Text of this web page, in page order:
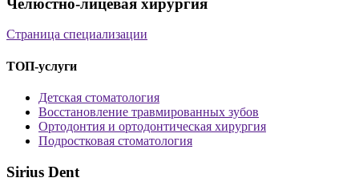
Страница специализации
ТОП-услуги
Детская стоматология
Восстановление травмированных зубов
Ортодонтия и ортодонтическая хирургия
Подростковая стоматология
Sirius Dent